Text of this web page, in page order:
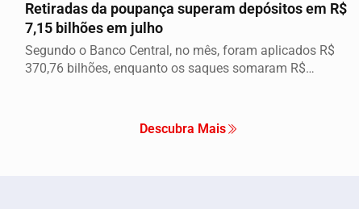
Retiradas da poupança superam depósitos em R$
7,15 bilhões em julho
Segundo o Banco Central, no mês, foram aplicados R$
370,76 bilhões, enquanto os saques somaram R$
Descubra Mais